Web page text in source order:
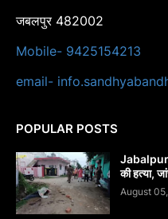
जबलपुर 482002
Mobile- 9425154213
email-
POPULAR POSTS
Jabalpur
की हत्या,
August